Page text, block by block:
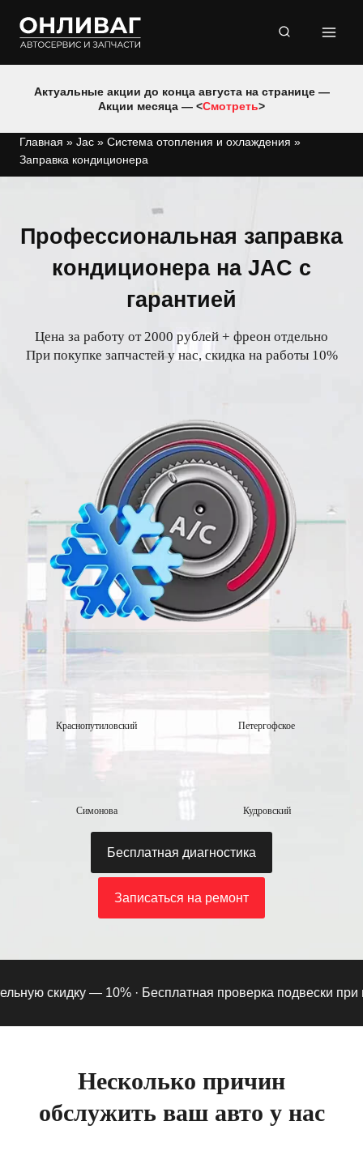
содержимому
Актуальные акции до конца августа на странице —
Акции месяца — <Смотреть>
Главная » Jac » Система отопления и охлаждения »
Заправка кондиционера
Профессиональная заправка
кондиционера на JAC с
гарантией
Цена за работу от 2000 рублей + фреон отдельно
При покупке запчастей у нас, скидка на работы 10%
Краснопутиловский Петергофское
Симонова Кудровский
Бесплатная диагностика
Записаться на ремонт
скидку — 10% ·Бесплатная проверка подвески при
Несколько причин
обслужить ваш авто у нас